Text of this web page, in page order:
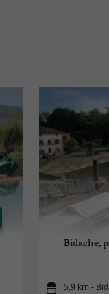
Bidache,
5,9 km -